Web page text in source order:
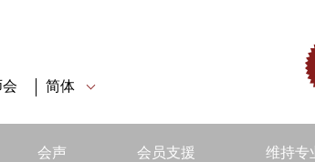
简体
会声 会员支援 维持专